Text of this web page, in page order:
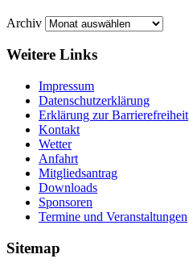
Archiv
Weitere Links
Impressum
Datenschutzerklärung
Erklärung zur Barriere­frei­heit
Kontakt
Wetter
Anfahrt
Mitgliedsantrag
Downloads
Sponsoren
Termine und Veranstaltungen
Sitemap